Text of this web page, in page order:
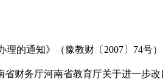
通知》（豫教财〔2007〕74号
财务厅河南省教育厅关于进一步